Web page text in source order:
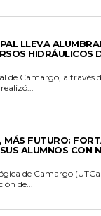
LLEVA
HIDRÁULICOS
MÁS FUTURO:
ALUMNOS CON
de Camargo
de...